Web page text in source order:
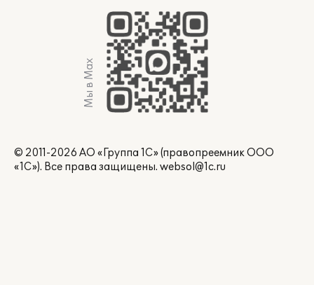
Мы в Max
© 2011-2026 АО «Группа 1С» (правопреемник ООО
«1С»). Все права защищены. websol@1c.ru